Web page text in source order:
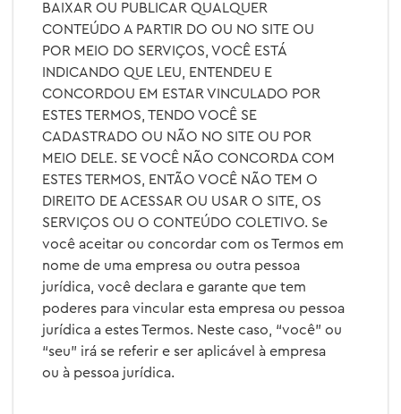
BAIXAR OU PUBLICAR QUALQUER
CONTEÚDO A PARTIR DO OU NO SITE OU
POR MEIO DO SERVIÇOS, VOCÊ ESTÁ
INDICANDO QUE LEU, ENTENDEU E
CONCORDOU EM ESTAR VINCULADO POR
ESTES TERMOS, TENDO VOCÊ SE
CADASTRADO OU NÃO NO SITE OU POR
MEIO DELE. SE VOCÊ NÃO CONCORDA COM
ESTES TERMOS, ENTÃO VOCÊ NÃO TEM O
DIREITO DE ACESSAR OU USAR O SITE, OS
SERVIÇOS OU O CONTEÚDO COLETIVO. Se
você aceitar ou concordar com os Termos em
nome de uma empresa ou outra pessoa
jurídica, você declara e garante que tem
poderes para vincular esta empresa ou pessoa
jurídica a estes Termos. Neste caso, “você” ou
“seu” irá se referir e ser aplicável à empresa
ou à pessoa jurídica.